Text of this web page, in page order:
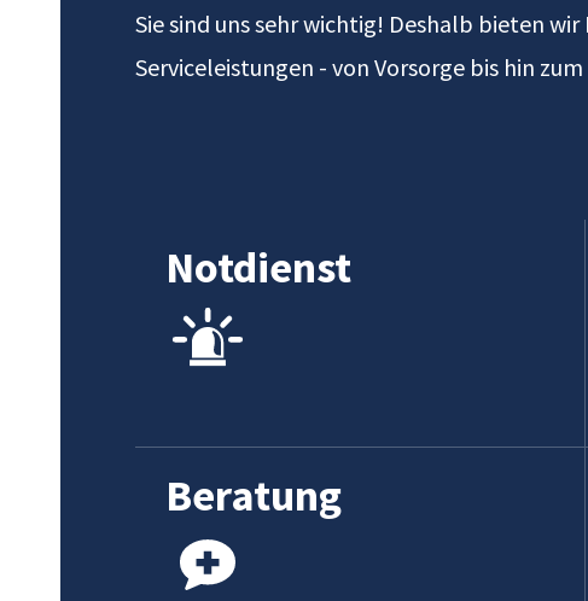
Sie sind uns sehr wichtig! Deshalb bieten
Serviceleistungen - von Vorsorge bis hin
Notdienst
Beratung